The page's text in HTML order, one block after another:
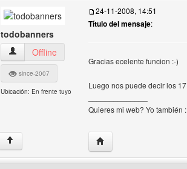
todobanners
todobanners Ver perfil del usuario
Offline
since-2007
Ubicación: En frente tuyo
24-11-2008, 14:51
Título del mensaje:
Gracias ecelente funcion :-)
Luego nos puede decir los
Quieres mi web? Yo también
↑ Visitar sitio web del